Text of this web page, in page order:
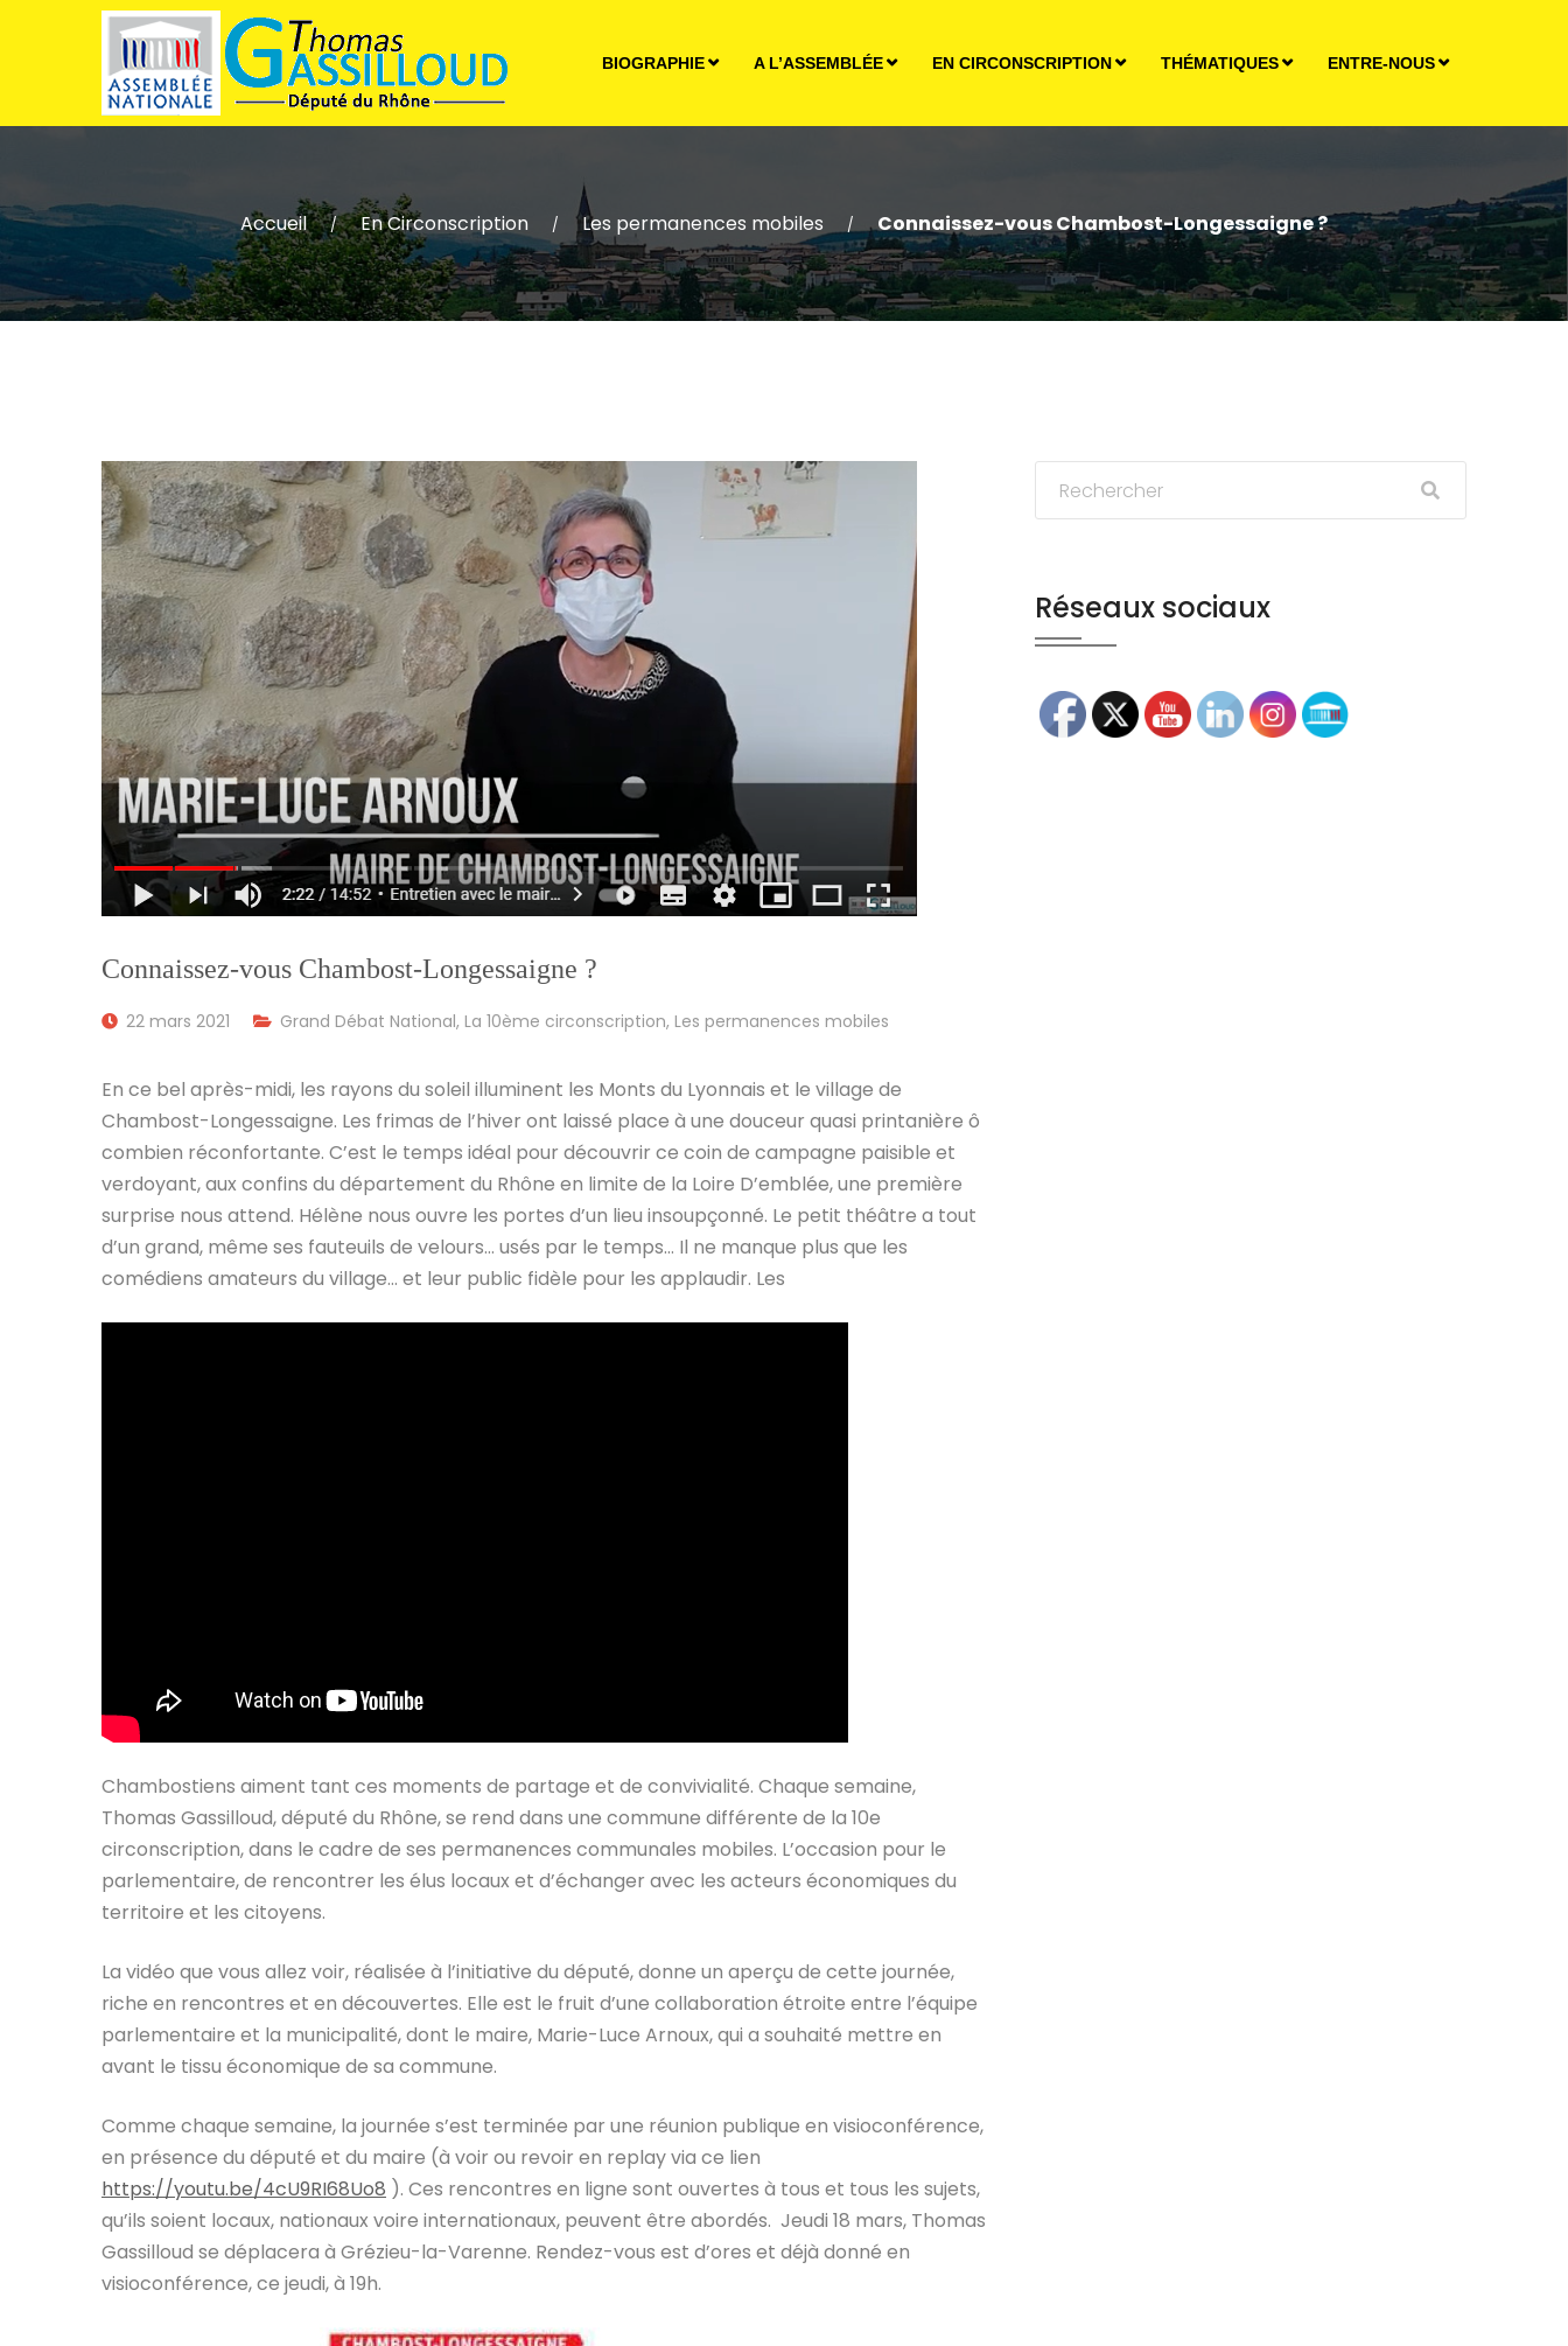
BIOGRAPHIE A L’ASSEMBLÉE EN CIRCONSCRIPTION THÉMATIQUES ENTRE-NOUS
Accueil / En Circonscription / Les permanences mobiles / Connaissez-vous Chambost-Longessaigne ?
Connaissez-vous Chambost-Longessaigne ?
22 mars 2021 Grand Débat National, La 10ème circonscription, Les permanences mobiles
En ce bel après-midi, les rayons du soleil illuminent les Monts du Lyonnais et le village de
Chambost-Longessaigne. Les frimas de l’hiver ont laissé place à une douceur quasi printanière ô
combien réconfortante. C’est le temps idéal pour découvrir ce coin de campagne paisible et
verdoyant, aux confins du département du Rhône en limite de la Loire D’emblée, une première
surprise nous attend. Hélène nous ouvre les portes d’un lieu insoupçonné. Le petit théâtre a tout
d’un grand, même ses fauteuils de velours… usés par le temps… Il ne manque plus que les
comédiens amateurs du village… et leur public fidèle pour les applaudir. Les
Chambostiens aiment tant ces moments de partage et de convivialité. Chaque semaine,
Thomas Gassilloud, député du Rhône, se rend dans une commune différente de la 10e
circonscription, dans le cadre de ses permanences communales mobiles. L’occasion pour le
parlementaire, de rencontrer les élus locaux et d’échanger avec les acteurs économiques du
territoire et les citoyens.
La vidéo que vous allez voir, réalisée à l’initiative du député, donne un aperçu de cette journée,
riche en rencontres et en découvertes. Elle est le fruit d’une collaboration étroite entre l’équipe
parlementaire et la municipalité, dont le maire, Marie-Luce Arnoux, qui a souhaité mettre en
avant le tissu économique de sa commune.
Comme chaque semaine, la journée s’est terminée par une réunion publique en visioconférence,
en présence du député et du maire (à voir ou revoir en replay via ce lien
https://youtu.be/4cU9RI68Uo8 ​ ). Ces rencontres en ligne sont ouvertes à tous et tous les sujets,
qu’ils soient locaux, nationaux voire internationaux, peuvent être abordés. Jeudi 18 mars, Thomas
Gassilloud se déplacera à Grézieu-la-Varenne. Rendez-vous est d’ores et déjà donné en
visioconférence, ce jeudi, à 19h.
Réseaux sociaux